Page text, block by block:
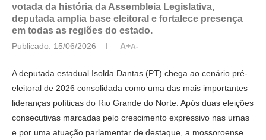
votada da história da Assembleia Legislativa,
deputada amplia base eleitoral e fortalece presença
em todas as regiões do estado.
Publicado: 15/06/2026 A+A-
A deputada estadual Isolda Dantas (PT) chega ao cenário pré-
eleitoral de 2026 consolidada como uma das mais importantes
lideranças políticas do Rio Grande do Norte. Após duas eleições
consecutivas marcadas pelo crescimento expressivo nas urnas
e por uma atuação parlamentar de destaque, a mossoroense